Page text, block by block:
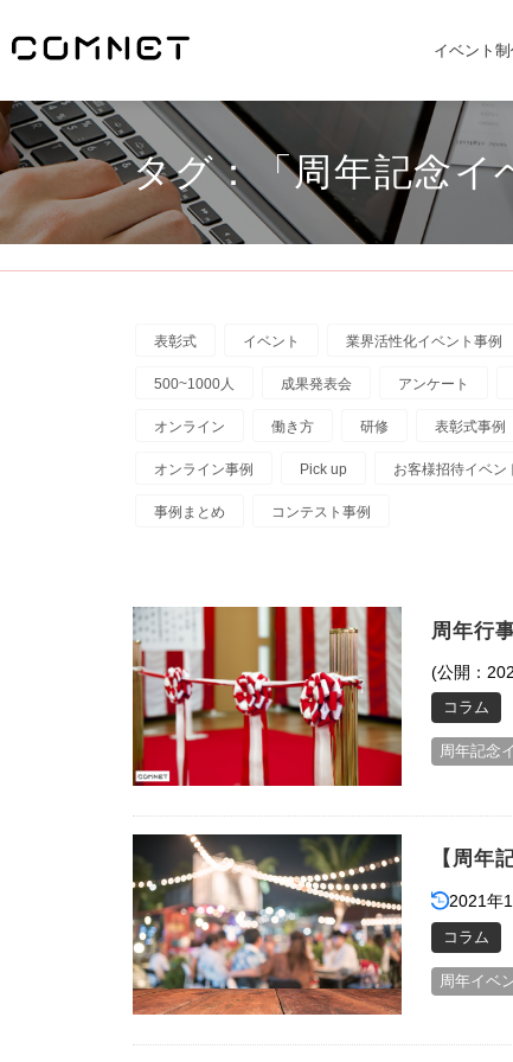
イベント
タグ：「周年記念イ
表彰式 イベント 業界活性化イベント事例
500~1000人 成果発表会 アンケート
オンライン 働き方 研修 表彰式事例
オンライン事例 Pick up お客様招待イベン
事例まとめ コンテスト事例
周年行
(公開：
コラム
周年記念
【周年
2021年
コラム
周年イベ